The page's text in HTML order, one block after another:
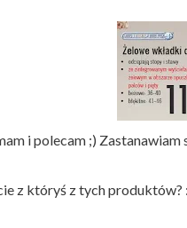
i polecam ;)
z któryś z tych produktów?